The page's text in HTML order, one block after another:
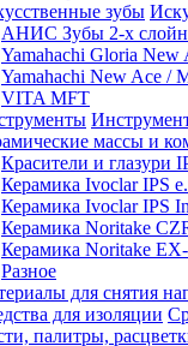
АНИС Зубы 2-х
Yamahachi Gloria
Yamahachi New Ace /
VITA MFT
Красители и глазури
Керамика Ivoclar IPS
Керамика Ivoclar IPS
Керамика Noritake
Керамика Noritake
Разное